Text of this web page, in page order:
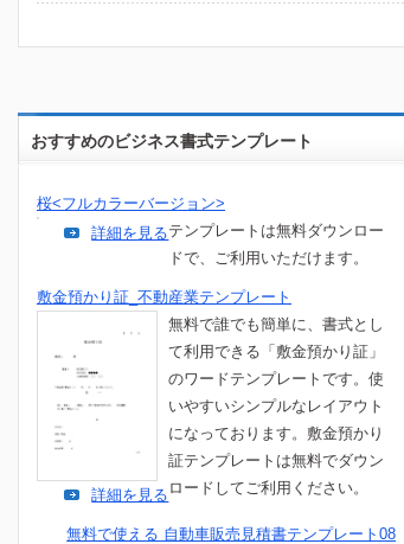
おすすめのビジネス書式テンプレート
桜<フルカラーバージョン>
テンプレートは無料ダウンロー
ドで、ご利用いただけます。
詳細を見る
敷金預かり証_不動産業テンプレート
無料で誰でも簡単に、書式とし
て利用できる「敷金預かり証」
のワードテンプレートです。使
いやすいシンプルなレイアウト
になっております。敷金預かり
証テンプレートは無料でダウン
ロードしてご利用ください。
詳細を見る
無料で使える 自動車販売見積書テンプレート08